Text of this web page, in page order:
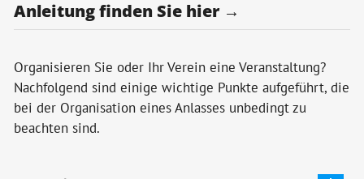
Anleitung finden Sie hier →
Organisieren Sie oder Ihr Verein eine Veranstaltung?
Nachfolgend sind einige wichtige Punkte aufgeführt, die
bei der Organisation eines Anlasses unbedingt zu
beachten sind.